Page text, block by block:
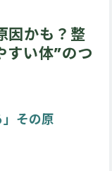
因かも？整
すい体”のつ
」その原